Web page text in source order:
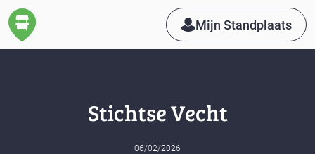
Mijn Standplaats
Stichtse Vecht
06/02/2026